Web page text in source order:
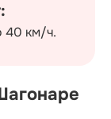
40 км/ч.